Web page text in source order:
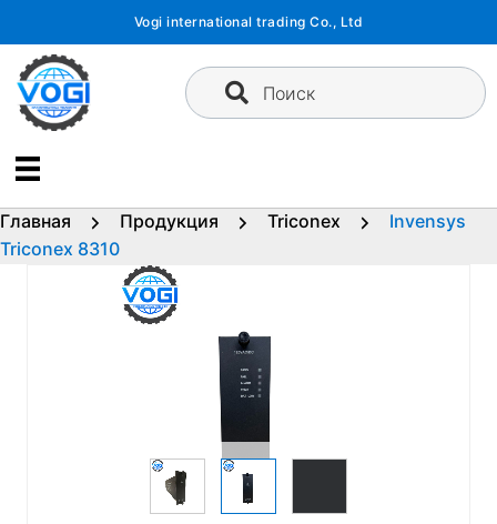
содержимому
Vogi international trading Co., Ltd
Поиск
Главная Продукция Triconex
Invensys
Triconex 8310